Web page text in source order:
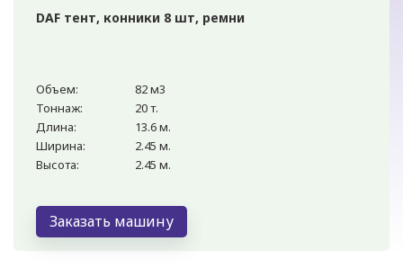
DAF тент, конники 8 шт, ремни
Объем:
82 м3
Тоннаж:
20 т.
Длина:
13.6 м.
Ширина:
2.45 м.
Высота:
2.45 м.
Заказать машину